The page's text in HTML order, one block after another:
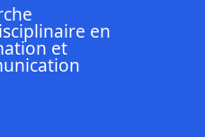
en
et